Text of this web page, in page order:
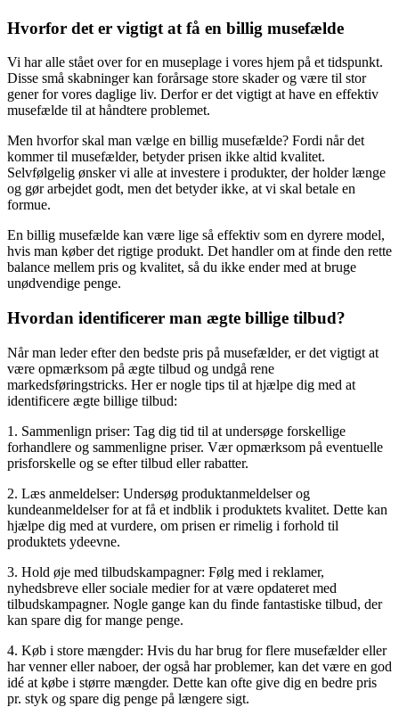
Hvorfor det er vigtigt at få en billig musefælde
Vi har alle stået over for en museplage i vores hjem på et tidspunkt.
Disse små skabninger kan forårsage store skader og være til stor
gener for vores daglige liv. Derfor er det vigtigt at have en effektiv
musefælde til at håndtere problemet.
Men hvorfor skal man vælge en billig musefælde? Fordi når det
kommer til musefælder, betyder prisen ikke altid kvalitet.
Selvfølgelig ønsker vi alle at investere i produkter, der holder længe
og gør arbejdet godt, men det betyder ikke, at vi skal betale en
formue.
En billig musefælde kan være lige så effektiv som en dyrere model,
hvis man køber det rigtige produkt. Det handler om at finde den rette
balance mellem pris og kvalitet, så du ikke ender med at bruge
unødvendige penge.
Hvordan identificerer man ægte billige tilbud?
Når man leder efter den bedste pris på musefælder, er det vigtigt at
være opmærksom på ægte tilbud og undgå rene
markedsføringstricks. Her er nogle tips til at hjælpe dig med at
identificere ægte billige tilbud:
1. Sammenlign priser: Tag dig tid til at undersøge forskellige
forhandlere og sammenligne priser. Vær opmærksom på eventuelle
prisforskelle og se efter tilbud eller rabatter.
2. Læs anmeldelser: Undersøg produktanmeldelser og
kundeanmeldelser for at få et indblik i produktets kvalitet. Dette kan
hjælpe dig med at vurdere, om prisen er rimelig i forhold til
produktets ydeevne.
3. Hold øje med tilbudskampagner: Følg med i reklamer,
nyhedsbreve eller sociale medier for at være opdateret med
tilbudskampagner. Nogle gange kan du finde fantastiske tilbud, der
kan spare dig for mange penge.
4. Køb i store mængder: Hvis du har brug for flere musefælder eller
har venner eller naboer, der også har problemer, kan det være en god
idé at købe i større mængder. Dette kan ofte give dig en bedre pris
pr. styk og spare dig penge på længere sigt.